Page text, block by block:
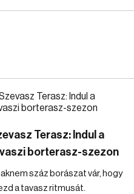
Terasz: Indul a
borterasz-szezon
száz borászat vár, hogy
a tavasz ritmusát.